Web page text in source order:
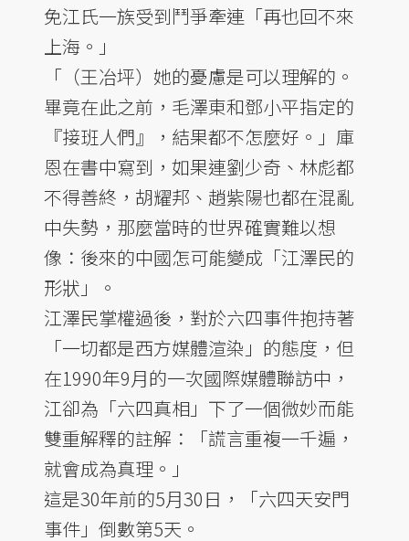
免江氏一族受到鬥爭牽連「再也回不來
上海。」
「（王冶坪）她的憂慮是可以理解的。
畢竟在此之前，毛澤東和鄧小平指定的
『接班人們』，結果都不怎麼好。」庫
恩在書中寫到，如果連劉少奇、林彪都
不得善終，胡耀邦、趙紫陽也都在混亂
中失勢，那麼當時的世界確實難以想
像：後來的中國怎可能變成「江澤民的
形狀」。
江澤民掌權過後，對於六四事件抱持著
「一切都是西方媒體渲染」的態度，但
在1990年9月的一次國際媒體聯訪中，
江卻為「六四真相」下了一個微妙而能
雙重解釋的註解：「謊言重複一千遍，
就會成為真理。」
這是30年前的5月30日，「六四天安門
事件」倒數第5天。